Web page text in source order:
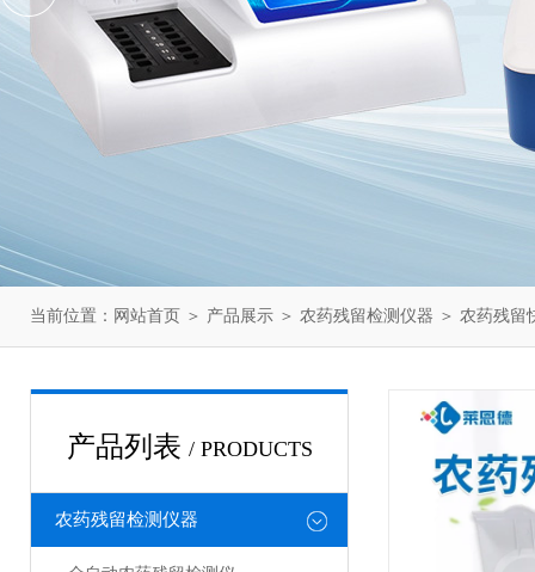
当前位置： 网站首页 ＞ 产品展示 ＞ 农药残留检测仪器 ＞ 农药残留
产品列表 / PRODUCTS
农药残留检测仪器